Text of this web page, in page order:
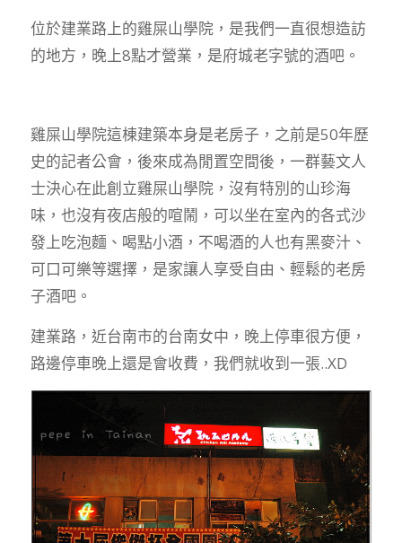
位於建業路上的雞屎山學院，是我們一直很想造訪
的地方，晚上8點才營業，是府城老字號的酒吧。
雞屎山學院這棟建築本身是老房子，之前是50年歷
史的記者公會，後來成為閒置空間後，一群藝文人
士決心在此創立雞屎山學院，沒有特別的山珍海
味，也沒有夜店般的喧鬧，可以坐在室內的各式沙
發上吃泡麵、喝點小酒，不喝酒的人也有黑麥汁、
可口可樂等選擇，是家讓人享受自由、輕鬆的老房
子酒吧。
建業路，近台南市的台南女中，晚上停車很方便，
路邊停車晚上還是會收費，我們就收到一張..XD